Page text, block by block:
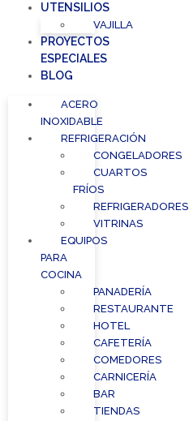
UTENSILIOS
VAJILLA
PROYECTOS
ESPECIALES
BLOG
ACERO
INOXIDABLE
REFRIGERACIÓN
CONGELADORES
CUARTOS
FRÍOS
REFRIGERADORES
VITRINAS
EQUIPOS
PARA
COCINA
PANADERÍA
RESTAURANTE
HOTEL
CAFETERÍA
COMEDORES
CARNICERÍA
BAR
TIENDAS